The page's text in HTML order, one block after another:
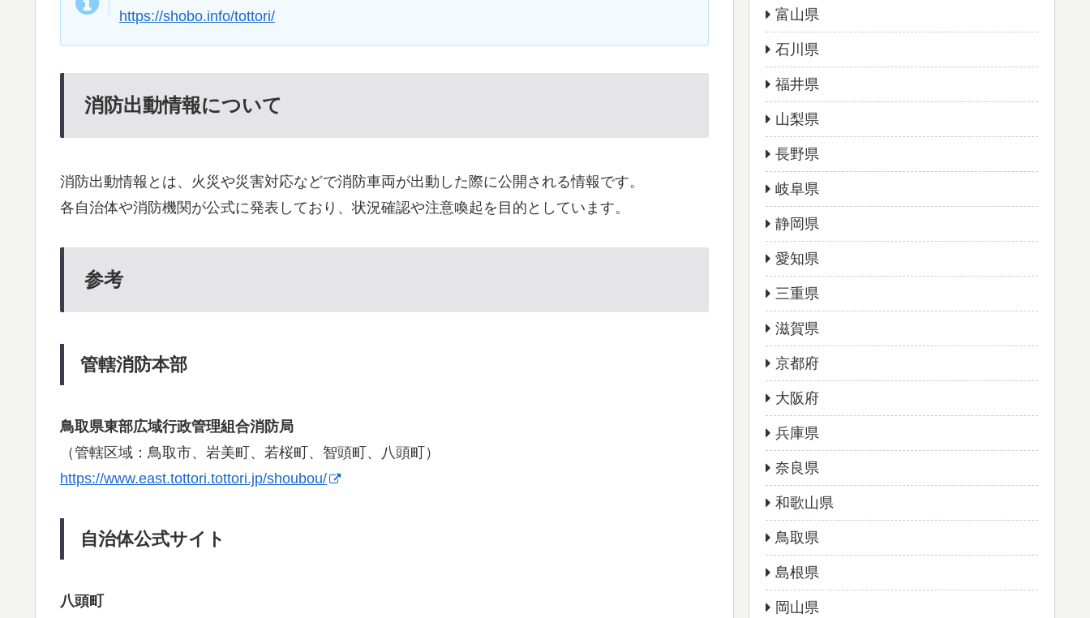
https://shobo.info/tottori/
消防出動情報について
消防出動情報とは、火災や災害対応などで消防車両が出動した際に公開される情報です。
各自治体や消防機関が公式に発表しており、状況確認や注意喚起を目的としています。
参考
管轄消防本部
鳥取県東部広域行政管理組合消防局
（管轄区域：鳥取市、岩美町、若桜町、智頭町、八頭町）
https://www.east.tottori.tottori.jp/shoubou/
自治体公式サイト
八頭町
富山県
石川県
福井県
山梨県
長野県
岐阜県
静岡県
愛知県
三重県
滋賀県
京都府
大阪府
兵庫県
奈良県
和歌山県
鳥取県
島根県
岡山県